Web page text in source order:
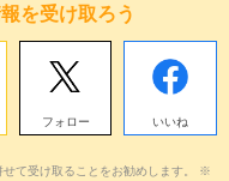
を受け取ろう
フォロー いいね
て受け取ることをお勧めします。 ※